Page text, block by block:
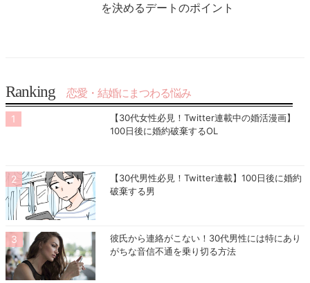
を決めるデートのポイント
Ranking 恋愛・結婚にまつわる悩み
【30代女性必見！Twitter連載中の婚活漫画】
100日後に婚約破棄するOL
【30代男性必見！Twitter連載】100日後に婚約
破棄する男
彼氏から連絡がこない！30代男性には特にあり
がちな音信不通を乗り切る方法